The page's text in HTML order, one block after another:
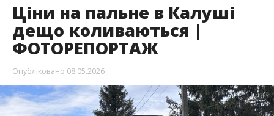
Ціни на пальне в Калуші
дещо коливаються |
ФОТОРЕПОРТАЖ
Опубліковано 08.05.2026